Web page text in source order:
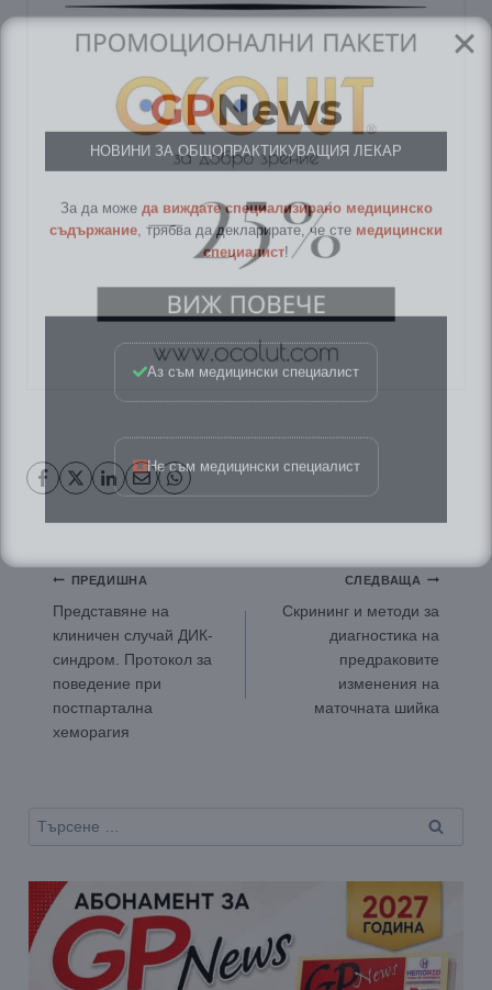
Навигация
ПРЕДИШНА
Представяне на
клиничен случай ДИК-
синдром. Протокол за
поведение при
постпартална
хеморагия
СЛЕДВАЩА
Скрининг и методи за
диагностика на
предраковите
изменения на
маточната шийка
Търсене
GPNews
НОВИНИ ЗА ОБЩОПРАКТИКУВАЩИЯ ЛЕКАР
За да можеда виждате специализирано медицинско
съдържание
, трябва да декларирате, че сте
специалист!
Аз съм медицински специалист
Не съм медицински специалист